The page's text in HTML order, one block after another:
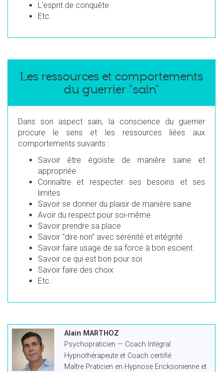
L'esprit de conquête
Etc.
Les ressources et comportements
du guerrier "sain"
Dans son aspect sain, la conscience du guerrier
procure le sens et les ressources liées aux
comportements suivants :
Savoir être égoïste de manière saine et
appropriée
Connaître et respecter ses besoins et ses
limites
Savoir se donner du plaisir de manière saine
Avoir du respect pour soi-même
Savoir prendre sa place
Savoir "dire non" avec sérénité et intégrité
Savoir faire usage de sa force à bon escient
Savoir ce qui est bon pour soi
Savoir faire des choix
Etc.
Alain MARTHOZ
Psychopraticien — Coach Intégral
Hypnothérapeute et Coach certifié
Maître Praticien en Hypnose Ericksonienne et